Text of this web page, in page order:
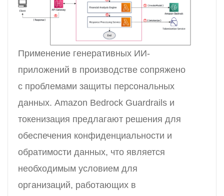
Применение генеративных ИИ-
приложений в производстве сопряжено
с проблемами защиты персональных
данных. Amazon Bedrock Guardrails и
токенизация предлагают решения для
обеспечения конфиденциальности и
обратимости данных, что является
необходимым условием для
организаций, работающих в